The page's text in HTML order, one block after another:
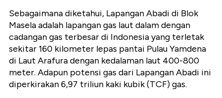
Sebagaimana diketahui, Lapangan Abadi di Blok
Masela adalah lapangan gas laut dalam dengan
cadangan gas terbesar di Indonesia yang terletak
sekitar 160 kilometer lepas pantai Pulau Yamdena
di Laut Arafura dengan kedalaman laut 400-800
meter. Adapun potensi gas dari Lapangan Abadi ini
diperkirakan 6,97 triliun kaki kubik (TCF) gas.